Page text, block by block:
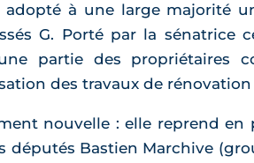
adopté à une large majorité
G. Porté par la sénatrice
partie des propriétaires
des travaux de
nouvelle : elle reprend
députés Bastien Marchive